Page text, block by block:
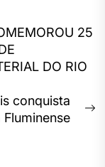
25
DO RIO
conquista